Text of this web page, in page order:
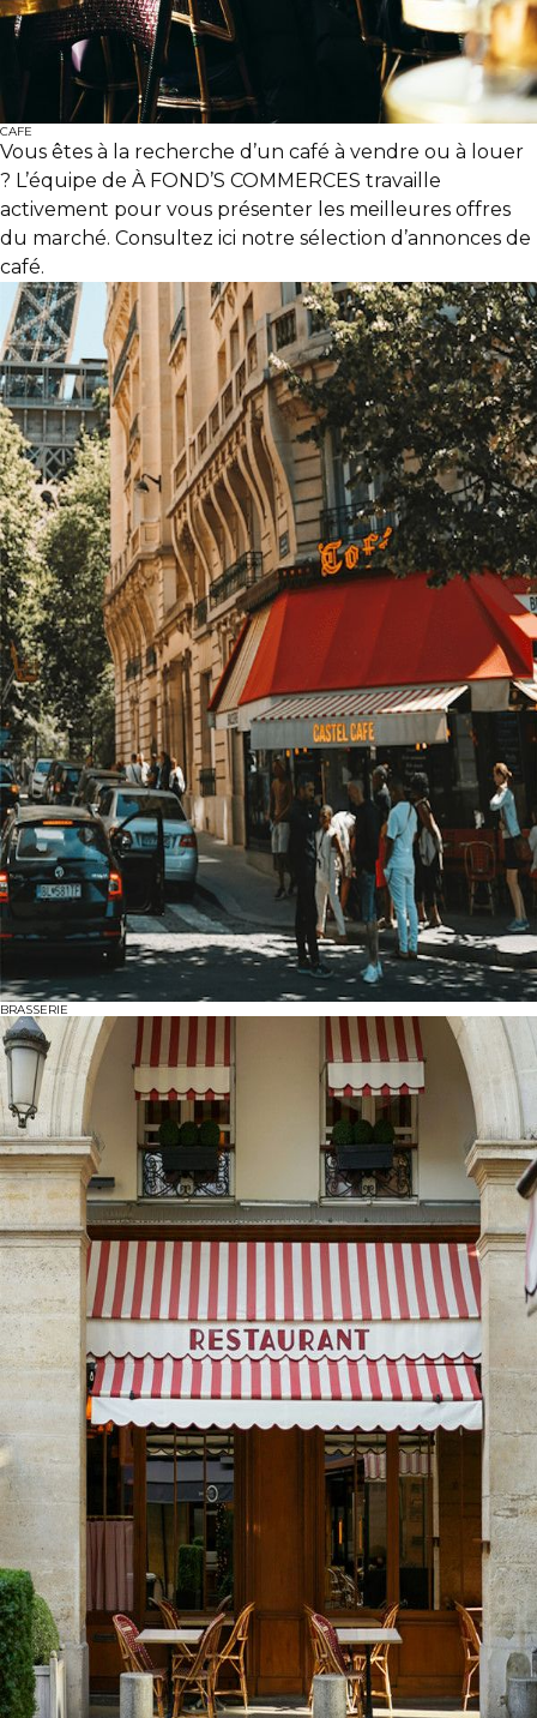
CAFE
Vous êtes à la recherche d’un café à vendre ou à louer
? L’équipe de À FOND’S COMMERCES travaille
activement pour vous présenter les meilleures offres
du marché. Consultez ici notre sélection d’annonces de
café.
BRASSERIE